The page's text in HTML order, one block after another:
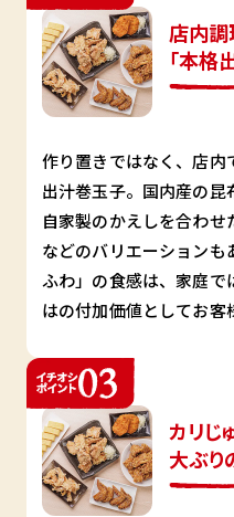
店内調
「本格
作り置きではなく、店内
出汁巻玉子。国内産の昆
自家製のかえしを合わせ
などのバリエーションも
ふわ」の食感は、家庭で
はの付加価値としてお客
カリじ
大ぶり